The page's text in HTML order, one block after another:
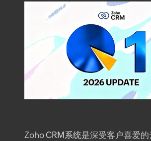
Zoho CRM系统是深受客户喜爱的